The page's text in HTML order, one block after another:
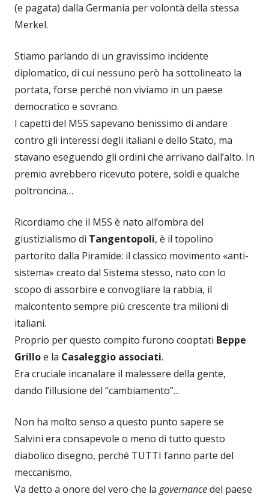
(e pagata) dalla Germania per volontà della stessa
Merkel.
Stiamo parlando di un gravissimo incidente
diplomatico, di cui nessuno però ha sottolineato la
portata, forse perché non viviamo in un paese
democratico e sovrano.
I capetti del M5S sapevano benissimo di andare
contro gli interessi degli italiani e dello Stato, ma
stavano eseguendo gli ordini che arrivano dall’alto. In
premio avrebbero ricevuto potere, soldi e qualche
poltroncina…
Ricordiamo che il M5S è nato all’ombra del
giustizialismo di Tangentopoli, è il topolino
partorito dalla Piramide: il classico movimento «anti-
sistema» creato dal Sistema stesso, nato con lo
scopo di assorbire e convogliare la rabbia, il
malcontento sempre più crescente tra milioni di
italiani.
Proprio per questo compito furono cooptati Beppe
Grilloe la Casaleggio associati.
Era cruciale incanalare il malessere della gente,
dando l’illusione del “cambiamento”...
Non ha molto senso a questo punto sapere se
Salvini era consapevole o meno di tutto questo
diabolico disegno, perché TUTTI fanno parte del
meccanismo.
Va detto a onore del vero che la governancedel paese